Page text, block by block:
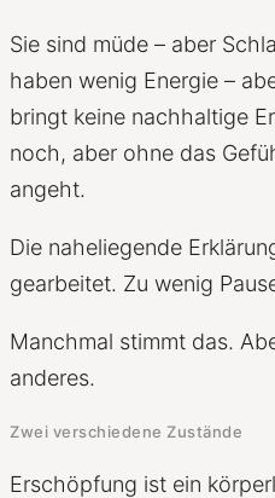
Sie sind müde – aber
haben wenig Energie –
bringt keine nachhaltige
noch, aber ohne das
angeht.
Die naheliegende
gearbeitet. Zu wenig
Manchmal stimmt das.
anderes.
Zwei verschiedene Zustände
Erschöpfung ist ein